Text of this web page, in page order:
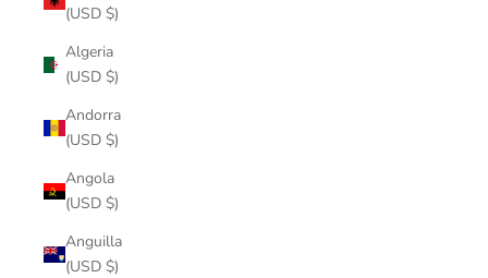
(USD $)
Algeria
(USD $)
Andorra
(USD $)
Angola
(USD $)
Anguilla
(USD $)